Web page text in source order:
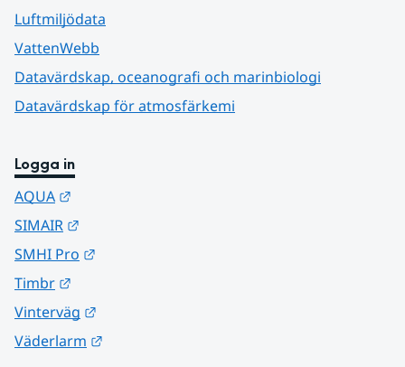
Luftmiljödata
VattenWebb
Datavärdskap, oceanografi och marinbiologi
Datavärdskap för atmosfärkemi
Logga in
AQUA
SIMAIR
SMHI Pro
Timbr
Vinterväg
Väderlarm